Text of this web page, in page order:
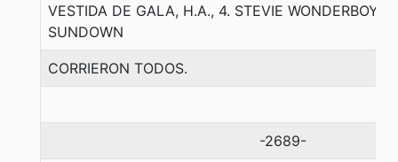
VESTIDA DE GALA, H.A., 4. STEVIE WONDERBOY-
SUNDOWN
CORRIERON TODOS.
-2689-